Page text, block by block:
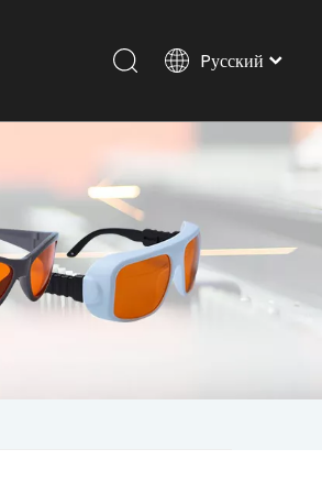
для домашних животных
Pусский
Português
Español
العربية
English